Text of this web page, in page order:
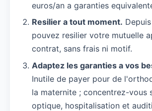
euros/an a garanties
Resilier a tout moment.
pouvez resilier votre mutuelle
contrat, sans frais ni motif.
Adaptez les garanties a vos
Inutile de payer pour de
la maternite ; concentrez-vous
optique, hospitalisation et